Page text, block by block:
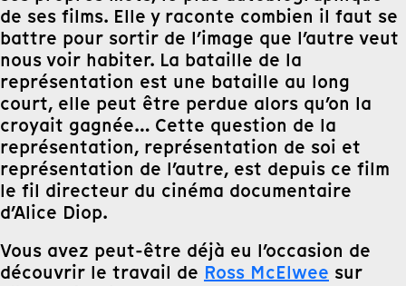
de ses films. Elle y raconte combien il faut se
battre pour sortir de l’image que l’autre veut
nous voir habiter. La bataille de la
représentation est une bataille au long
court, elle peut être perdue alors qu’on la
croyait gagnée… Cette question de la
représentation, représentation de soi et
représentation de l’autre, est depuis ce film
le fil directeur du cinéma documentaire
d’Alice Diop.
Vous avez peut-être déjà eu l’occasion de
découvrir le travail de Ross McElwee sur